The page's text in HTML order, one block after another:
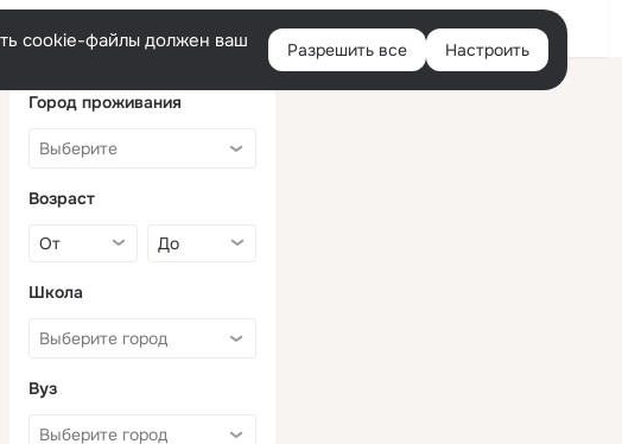
Войти
cookie-файлы должен ваш
Разрешить все Настроить
Город проживания
Возраст
Школа
Вуз